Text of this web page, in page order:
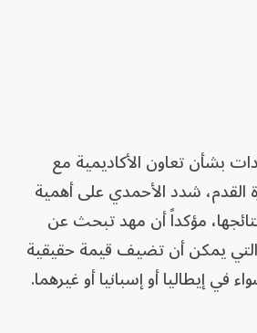
بشأن تعاون الأكاديمية مع
القدم، شدد الأحمدي على أهمية
مؤكداً أن مهد تبحث عن
يمكن أن تضيف قيمة حقيقية
في إيطاليا أو إسبانيا أو غيرهما.